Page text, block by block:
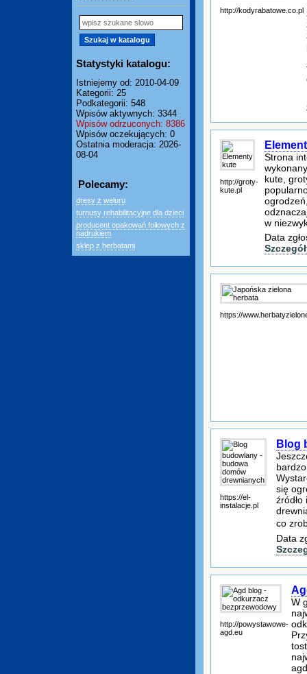
Statystyki katalogu:
Istniejemy od: 2010-04-09
Kategorii: 25
Podkategorii: 548
Wpisów aktywnych: 3344
Wpisów odrzuconych: 8386
Wpisów oczekujących: 0
Ostatnia moderacja: 2026-
08-04
Polecamy:
dresy z weluru
turnusy rehabilitacyjne dla dzieci
producent opakowań foliowych z
nadrukiem
sklep z herbatami
http://kodyrabatowe.co.pl
http://groty-
kute.pl
Strona
kute,
w
Data
https://
https://el-
instalacje.pl
Blog
się
co
Data
http://powystawowe-
agd.eu
W